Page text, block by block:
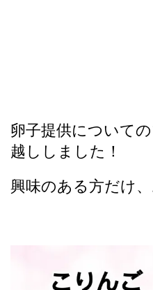
卵子提供について
越ししました！
興味のある方だけ